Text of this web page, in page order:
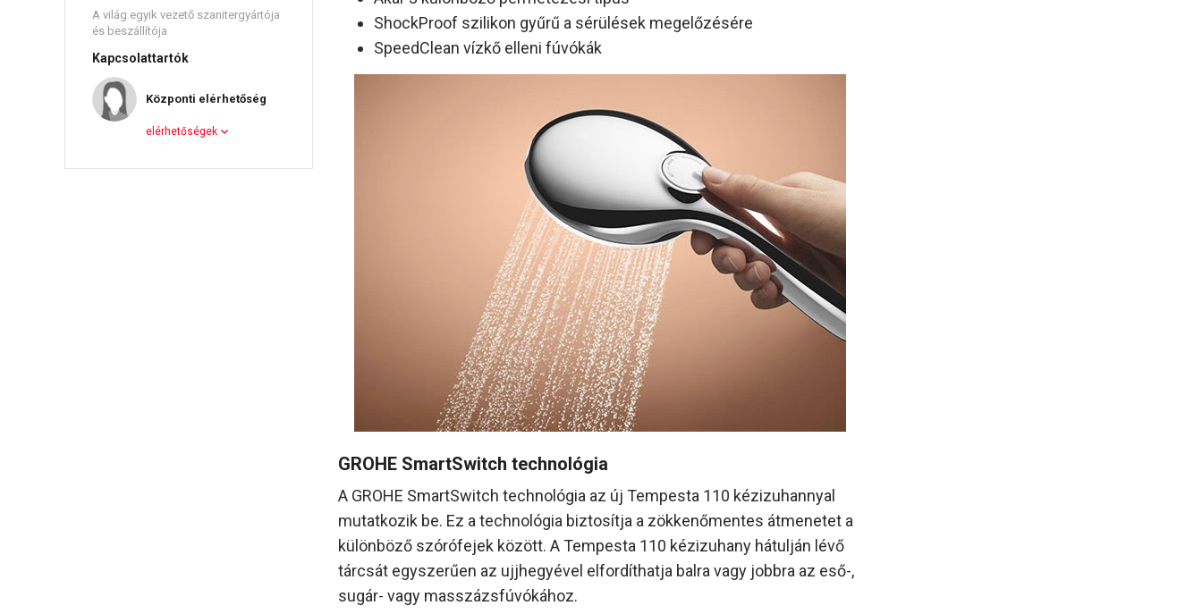
A világ egyik vezető szanitergyártója
és beszállítója
Kapcsolattartók
Központi elérhetőség
elérhetőségek
ShockProof szilikon gyűrű a sérülések megelőzésére
SpeedClean vízkő elleni fúvókák
GROHE SmartSwitch technológia
A GROHE SmartSwitch technológia az új Tempesta 110 kézizuhannyal
mutatkozik be. Ez a technológia biztosítja a zökkenőmentes átmenetet a
különböző szórófejek között. A Tempesta 110 kézizuhany hátulján lévő
tárcsát egyszerűen az ujjhegyével elfordíthatja balra vagy jobbra az eső-,
sugár- vagy masszázsfúvókához.